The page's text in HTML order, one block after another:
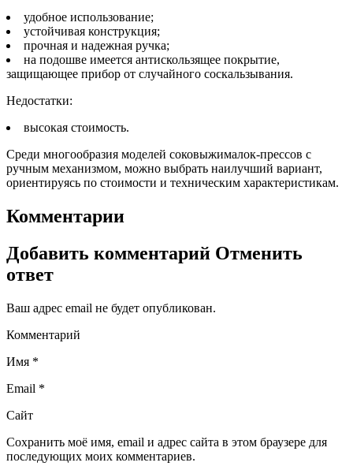
удобное использование;
устойчивая конструкция;
прочная и надежная ручка;
на подошве имеется антискользящее покрытие,
защищающее прибор от случайного соскальзывания.
Недостатки:
высокая стоимость.
Среди многообразия моделей соковыжималок-прессов с
ручным механизмом, можно выбрать наилучший вариант,
ориентируясь по стоимости и техническим характеристикам.
Комментарии
Добавить комментарий Отменить
ответ
Ваш адрес email не будет опубликован.
Комментарий
Имя *
Email *
Сайт
Сохранить моё имя, email и адрес сайта в этом браузере для
последующих моих комментариев.